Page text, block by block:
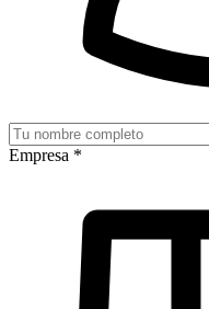
Empresa *